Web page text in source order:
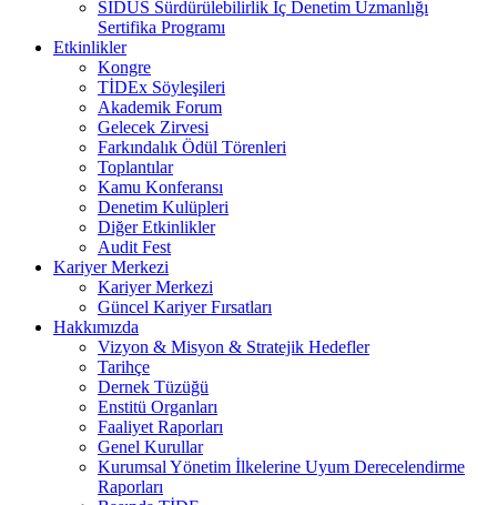
SİDUS Sürdürülebilirlik İç Denetim Uzmanlığı
Sertifika Programı
Etkinlikler
Kongre
TİDEx Söyleşileri
Akademik Forum
Gelecek Zirvesi
Farkındalık Ödül Törenleri
Toplantılar
Kamu Konferansı
Denetim Kulüpleri
Diğer Etkinlikler
Audit Fest
Kariyer Merkezi
Kariyer Merkezi
Güncel Kariyer Fırsatları
Hakkımızda
Vizyon & Misyon & Stratejik Hedefler
Tarihçe
Dernek Tüzüğü
Enstitü Organları
Faaliyet Raporları
Genel Kurullar
Kurumsal Yönetim İlkelerine Uyum Derecelendirme
Raporları